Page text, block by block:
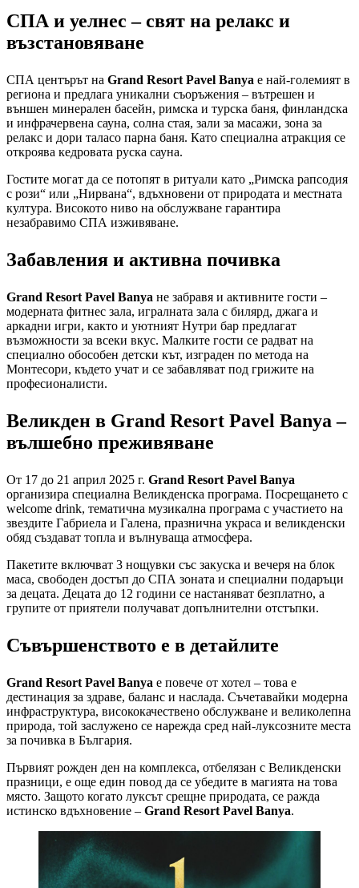
СПА и уелнес – свят на релакс и
възстановяване
СПА центърът на Grand Resort Pavel Banya е най-големият в
региона и предлага уникални съоръжения – вътрешен и
външен минерален басейн, римска и турска баня, финландска
и инфрачервена сауна, солна стая, зали за масажи, зона за
релакс и дори таласо парна баня. Като специална атракция се
откроява кедровата руска сауна.
Гостите могат да се потопят в ритуали като „Римска рапсодия
с рози“ или „Нирвана“, вдъхновени от природата и местната
култура. Високото ниво на обслужване гарантира
незабравимо СПА изживяване.
Забавления и активна почивка
Grand Resort Pavel Banya не забравя и активните гости –
модерната фитнес зала, игралната зала с билярд, джага и
аркадни игри, както и уютният Нутри бар предлагат
възможности за всеки вкус. Малките гости се радват на
специално обособен детски кът, изграден по метода на
Монтесори, където учат и се забавляват под грижите на
професионалисти.
Великден в Grand Resort Pavel Banya –
вълшебно преживяване
От 17 до 21 април 2025 г. Grand Resort Pavel Banya
организира специална Великденска програма. Посрещането с
welcome drink, тематична музикална програма с участието на
звездите Габриела и Галена, празнична украса и великденски
обяд създават топла и вълнуваща атмосфера.
Пакетите включват 3 нощувки със закуска и вечеря на блок
маса, свободен достъп до СПА зоната и специални подаръци
за децата. Децата до 12 години се настаняват безплатно, а
групите от приятели получават допълнителни отстъпки.
Съвършенството е в детайлите
Grand Resort Pavel Banya е повече от хотел – това е
дестинация за здраве, баланс и наслада. Съчетавайки модерна
инфраструктура, висококачествено обслужване и великолепна
природа, той заслужено се нарежда сред най-луксозните места
за почивка в България.
Първият рожден ден на комплекса, отбелязан с Великденски
празници, е още един повод да се убедите в магията на това
място. Защото когато луксът срещне природата, се ражда
истинско вдъхновение – Grand Resort Pavel Banya.